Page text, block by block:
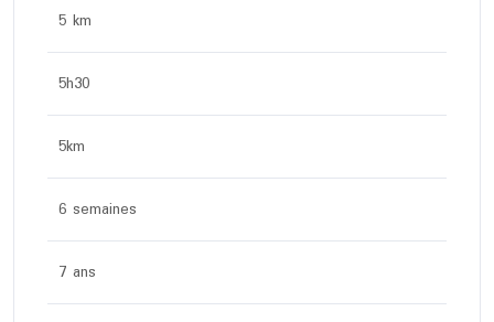
5 km
5h30
5km
6 semaines
7 ans